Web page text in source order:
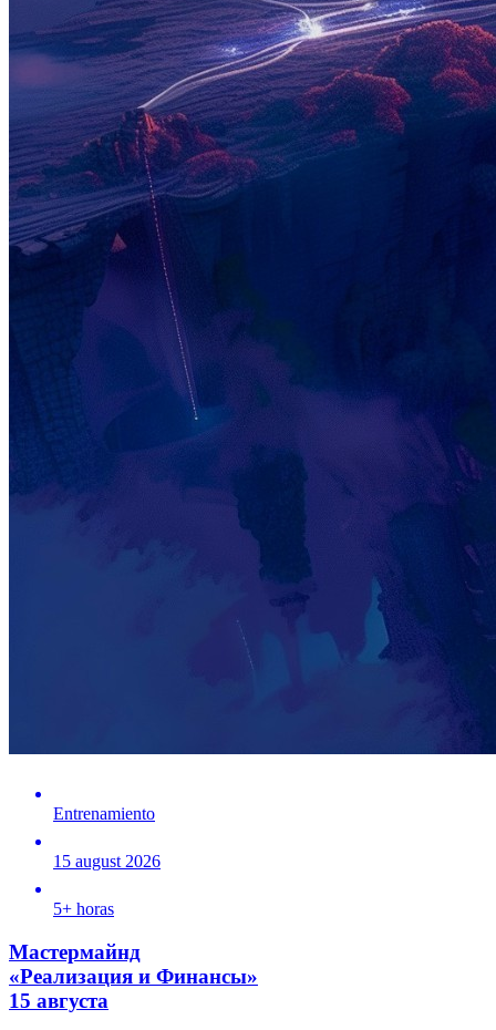
Entrenamiento
15 august 2026
5+ horas
Мастермайнд
«Реализация и Финансы»
15 августа